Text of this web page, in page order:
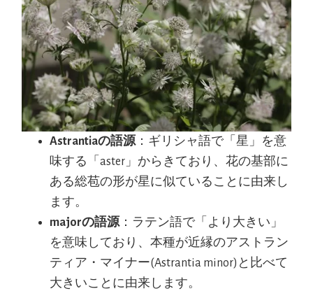
Astrantiaの語源：ギリシャ語で「星」を意
味する「aster」からきており、花の基部に
ある総苞の形が星に似ていることに由来し
ます。
majorの語源：ラテン語で「より大きい」
を意味しており、本種が近縁のアストラン
ティア・マイナー(Astrantia minor)と比べて
大きいことに由来します。